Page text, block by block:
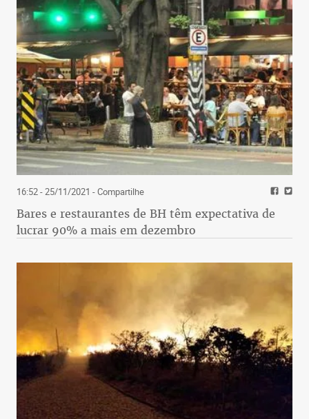
16:52 - 25/11/2021 - Compartilhe
Bares e restaurantes de BH têm expectativa de
lucrar 90% a mais em dezembro